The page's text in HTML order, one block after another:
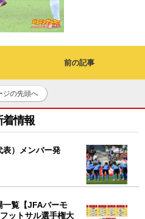
前の記事
ジの先頭へ
着情報
表）メンバー発
一覧【JFAバーモ
ットサル選手権大